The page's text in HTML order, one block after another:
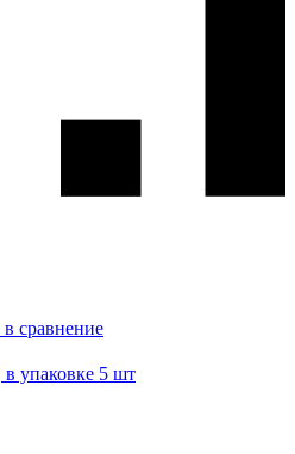
сравнение
в упаковке 5 шт